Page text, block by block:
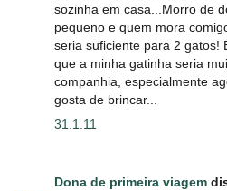
sozinha em casa...Morro de
pequeno e quem mora
seria suficiente para 2 gatos!
que a minha gatinha seria
companhia, especialmente
gosta de brincar...
31.1.11
Dona de primeira viagem